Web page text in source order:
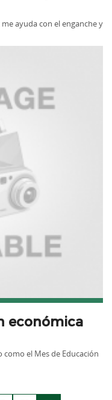
ayuda con el enganche y
económica
como el Mes de Educación